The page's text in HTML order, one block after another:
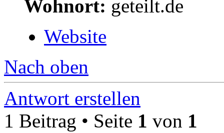
Wohnort: geteilt.de
Website
Nach oben
Antwort erstellen
1 Beitrag • Seite 1 von 1